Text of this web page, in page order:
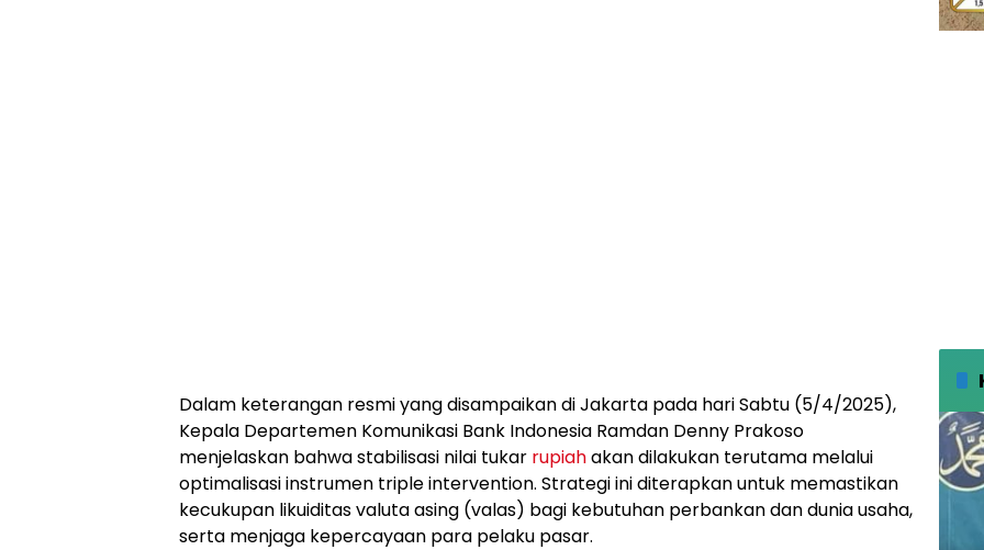
Dalam keterangan resmi yang disampaikan di Jakarta pada hari Sabtu (5/4/2025),
Kepala Departemen Komunikasi Bank Indonesia Ramdan Denny Prakoso
menjelaskan bahwa stabilisasi nilai tukar rupiahakan dilakukan terutama melalui
optimalisasi instrumen triple intervention. Strategi ini diterapkan untuk memastikan
kecukupan likuiditas valuta asing (valas) bagi kebutuhan perbankan dan dunia usaha,
serta menjaga kepercayaan para pelaku pasar.